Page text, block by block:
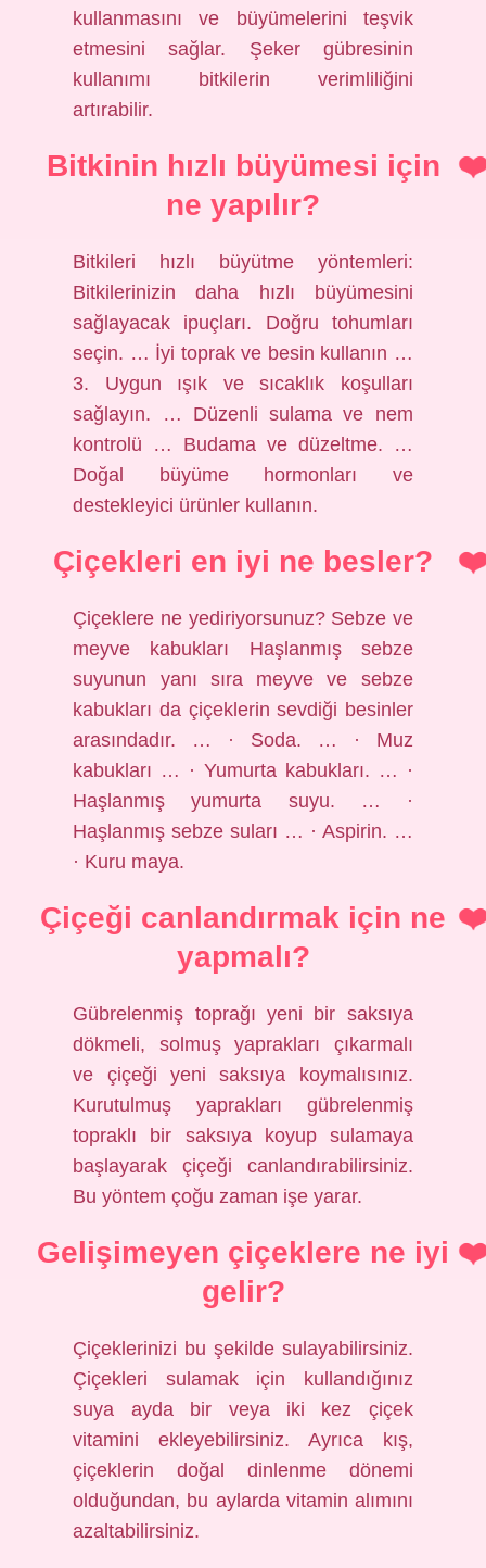
kullanmasını ve büyümelerini teşvik
etmesini sağlar. Şeker gübresinin
kullanımı bitkilerin verimliliğini
artırabilir.
Bitkinin hızlı büyümesi için
ne yapılır?
Bitkileri hızlı büyütme yöntemleri:
Bitkilerinizin daha hızlı büyümesini
sağlayacak ipuçları. Doğru tohumları
seçin. … İyi toprak ve besin kullanın …
3. Uygun ışık ve sıcaklık koşulları
sağlayın. … Düzenli sulama ve nem
kontrolü … Budama ve düzeltme. …
Doğal büyüme hormonları ve
destekleyici ürünler kullanın.
Çiçekleri en iyi ne besler?
Çiçeklere ne yediriyorsunuz? Sebze ve
meyve kabukları Haşlanmış sebze
suyunun yanı sıra meyve ve sebze
kabukları da çiçeklerin sevdiği besinler
arasındadır. … · Soda. … · Muz
kabukları … · Yumurta kabukları. … ·
Haşlanmış yumurta suyu. … ·
Haşlanmış sebze suları … · Aspirin. …
· Kuru maya.
Çiçeği canlandırmak için ne
yapmalı?
Gübrelenmiş toprağı yeni bir saksıya
dökmeli, solmuş yaprakları çıkarmalı
ve çiçeği yeni saksıya koymalısınız.
Kurutulmuş yaprakları gübrelenmiş
topraklı bir saksıya koyup sulamaya
başlayarak çiçeği canlandırabilirsiniz.
Bu yöntem çoğu zaman işe yarar.
Gelişimeyen çiçeklere ne iyi
gelir?
Çiçeklerinizi bu şekilde sulayabilirsiniz.
Çiçekleri sulamak için kullandığınız
suya ayda bir veya iki kez çiçek
vitamini ekleyebilirsiniz. Ayrıca kış,
çiçeklerin doğal dinlenme dönemi
olduğundan, bu aylarda vitamin alımını
azaltabilirsiniz.